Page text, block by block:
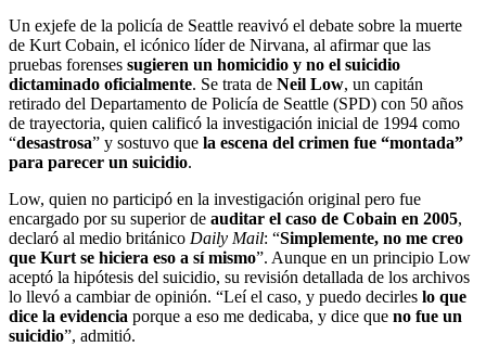
Un exjefe de la policía de Seattle reavivó el debate sobre la muerte
de Kurt Cobain, el icónico líder de Nirvana, al afirmar que las
pruebas forenses sugieren un homicidio y no el suicidio
dictaminado oficialmente. Se trata de Neil Low, un capitán
retirado del Departamento de Policía de Seattle (SPD) con 50 años
de trayectoria, quien calificó la investigación inicial de 1994 como
“desastrosa” y sostuvo que la escena del crimen fue “montada”
para parecer un suicidio.
Low, quien no participó en la investigación original pero fue
encargado por su superior de auditar el caso de Cobain en 2005,
declaró al medio británico Daily Mail: “Simplemente, no me creo
que Kurt se hiciera eso a sí mismo”. Aunque en un principio Low
aceptó la hipótesis del suicidio, su revisión detallada de los archivos
lo llevó a cambiar de opinión. “Leí el caso, y puedo decirles lo que
dice la evidencia porque a eso me dedicaba, y dice que no fue un
suicidio”, admitió.